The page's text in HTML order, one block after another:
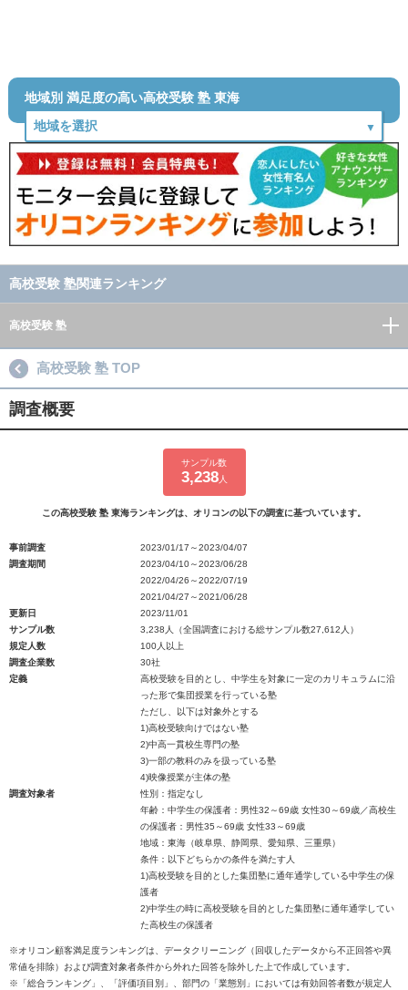
地域別 満足度の高い高校受験 塾 東海
高校受験 塾関連ランキング
高校受験 塾
高校受験 塾 TOP
調査概要
サンプル数
3,238人
この高校受験 塾 東海ランキングは、オリコンの以下の調査に基づいています。
事前調査
2023/01/17～2023/04/07
調査期間
2023/04/10～2023/06/28
2022/04/26～2022/07/19
2021/04/27～2021/06/28
更新日
2023/11/01
サンプル数
3,238人（全国調査における総サンプル数27,612人）
規定人数
100人以上
調査企業数
30社
定義
高校受験を目的とし、中学生を対象に一定のカリキュラムに沿
った形で集団授業を行っている塾
ただし、以下は対象外とする
1)高校受験向けではない塾
2)中高一貫校生専門の塾
3)一部の教科のみを扱っている塾
4)映像授業が主体の塾
調査対象者
性別：指定なし
年齢：中学生の保護者：男性32～69歳 女性30～69歳／高校生
の保護者：男性35～69歳 女性33～69歳
地域：東海（岐阜県、静岡県、愛知県、三重県）
条件：以下どちらかの条件を満たす人
1)高校受験を目的とした集団塾に通年通学している中学生の保
護者
2)中学生の時に高校受験を目的とした集団塾に通年通学してい
た高校生の保護者
※オリコン顧客満足度ランキングは、データクリーニング（回収したデータから不正回答や異
常値を排除）および調査対象者条件から外れた回答を除外した上で作成しています。
※「総合ランキング」、「評価項目別」、部門の「業態別」においては有効回答者数が規定人